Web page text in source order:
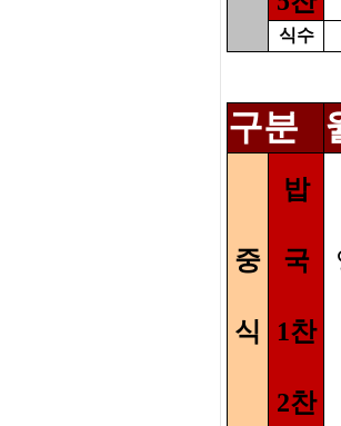
식수
구분
밥
중 국
식 1찬
2찬